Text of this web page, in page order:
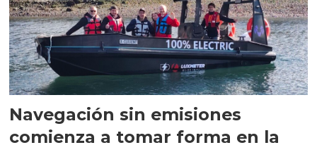
Navegación sin emisiones
comienza a tomar forma en la